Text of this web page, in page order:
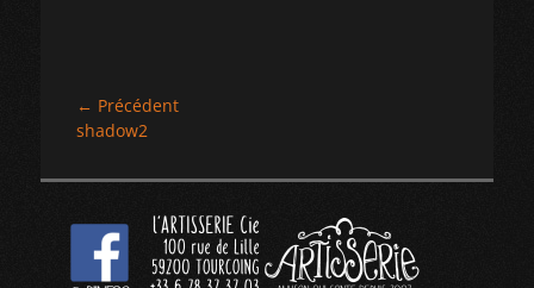
Navigation
de
← Précédent
Article
shadow2